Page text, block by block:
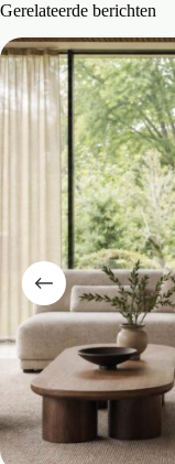
Gerelateerde berichten